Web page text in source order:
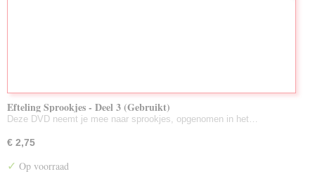
Efteling Sprookjes - Deel 3 (Gebruikt)
Deze DVD neemt je mee naar sprookjes, opgenomen in het…
€ 2,75
✓ Op voorraad